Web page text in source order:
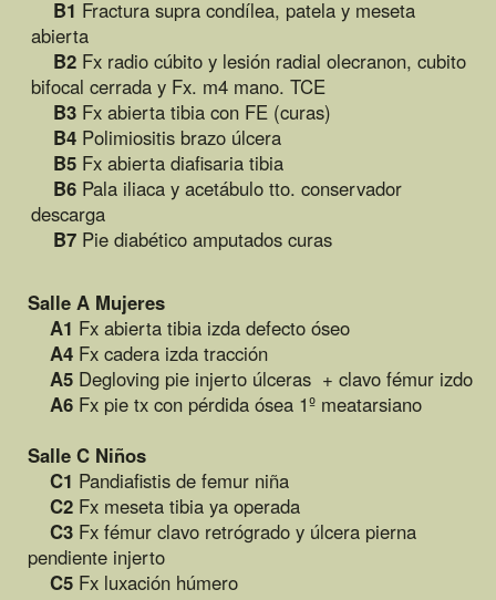
medico que ha estado realizando un Master en
ortopedia en la Universidad de Chester en Inglaterra y
que se reincorpora al hospital.